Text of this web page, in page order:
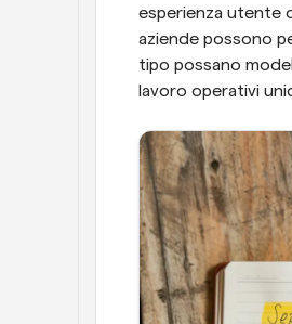
esperienza utente
aziende possono
tipo possano
lavoro operativi